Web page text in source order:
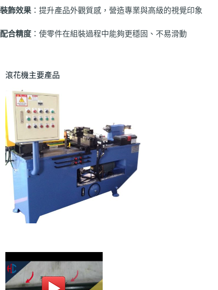
裝飾效果 ：提升產品外觀質感，營造專業與高級的視覺印象
配合精度 ：使零件在組裝過程中能夠更穩固、不易滑動
滾花機主要產品